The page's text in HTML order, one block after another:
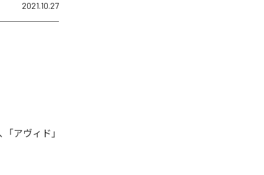
2021.10.27
アヴィド」